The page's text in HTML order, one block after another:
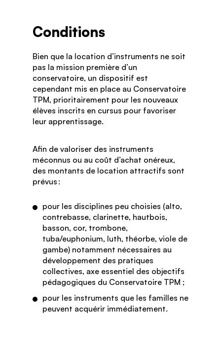
Conditions
Bien que la location d’instruments ne soit
pas la mission première d’un
conservatoire, un dispositif est
cependant mis en place au Conservatoire
TPM, prioritairement pour les nouveaux
élèves inscrits en cursus pour favoriser
leur apprentissage.
Afin de valoriser des instruments
méconnus ou au coût d’achat onéreux,
des montants de location attractifs sont
prévus :
pour les disciplines peu choisies (alto,
contrebasse, clarinette, hautbois,
basson, cor, trombone,
tuba/euphonium, luth, théorbe, viole de
gambe) notamment nécessaires au
développement des pratiques
collectives, axe essentiel des objectifs
pédagogiques du Conservatoire TPM ;
pour les instruments que les familles ne
peuvent acquérir immédiatement.